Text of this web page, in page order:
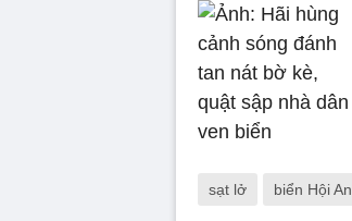
sạt lở biển Hội An